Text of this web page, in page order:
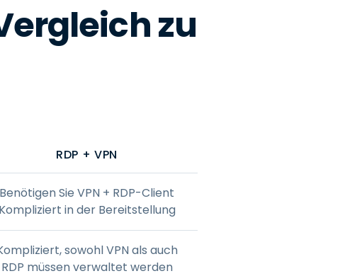
zu
RDP + VPN
Benötigen Sie VPN + RDP-Client
Kompliziert in der Bereitstellung
sowohl VPN als auch
RDP müssen verwaltet werden